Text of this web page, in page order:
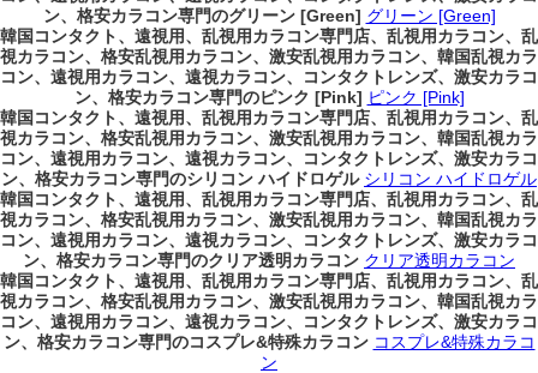
ン、格安カラコン専門のグリーン [Green] グリーン [Green]
韓国コンタクト、遠視用、乱視用カラコン専門店、乱視用カラコン、乱
視カラコン、格安乱視用カラコン、激安乱視用カラコン、韓国乱視カラ
コン、遠視用カラコン、遠視カラコン、コンタクトレンズ、激安カラコ
ン、格安カラコン専門のピンク [Pink] ピンク [Pink]
韓国コンタクト、遠視用、乱視用カラコン専門店、乱視用カラコン、乱
視カラコン、格安乱視用カラコン、激安乱視用カラコン、韓国乱視カラ
コン、遠視用カラコン、遠視カラコン、コンタクトレンズ、激安カラコ
ン、格安カラコン専門のシリコン ハイドロゲル シリコン ハイドロゲル
韓国コンタクト、遠視用、乱視用カラコン専門店、乱視用カラコン、乱
視カラコン、格安乱視用カラコン、激安乱視用カラコン、韓国乱視カラ
コン、遠視用カラコン、遠視カラコン、コンタクトレンズ、激安カラコ
ン、格安カラコン専門のクリア透明カラコン クリア透明カラコン
韓国コンタクト、遠視用、乱視用カラコン専門店、乱視用カラコン、乱
視カラコン、格安乱視用カラコン、激安乱視用カラコン、韓国乱視カラ
コン、遠視用カラコン、遠視カラコン、コンタクトレンズ、激安カラコ
ン、格安カラコン専門のコスプレ&特殊カラコン コスプレ&特殊カラコ
ン